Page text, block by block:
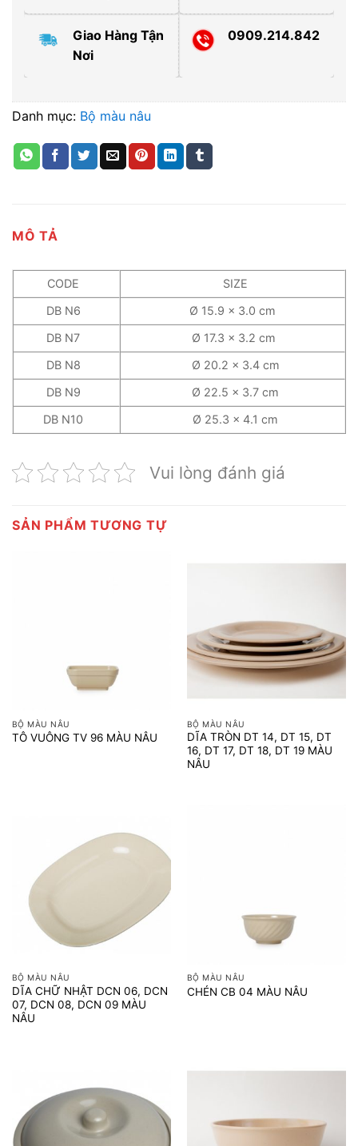
Giao Hàng Tận
Nơi
0909.214.842
Danh mục: Bộ màu nâu
MÔ TẢ
CODE
SIZE
DB N6
Ø 15.9 x 3.0 cm
DB N7
Ø 17.3 x 3.2 cm
DB N8
Ø 20.2 x 3.4 cm
DB N9
Ø 22.5 x 3.7 cm
DB N10
Ø 25.3 x 4.1 cm
Vui lòng đánh giá
SẢN PHẨM TƯƠNG TỰ
BỘ MÀU NÂU
TÔ VUÔNG TV 96 MÀU NÂU
BỘ MÀU NÂU
DĨA TRÒN DT 14, DT 15, DT
16, DT 17, DT 18, DT 19 MÀU
NÂU
BỘ MÀU NÂU
DĨA CHỮ NHẬT DCN 06, DCN
07, DCN 08, DCN 09 MÀU
NÂU
BỘ MÀU NÂU
CHÉN CB 04 MÀU NÂU